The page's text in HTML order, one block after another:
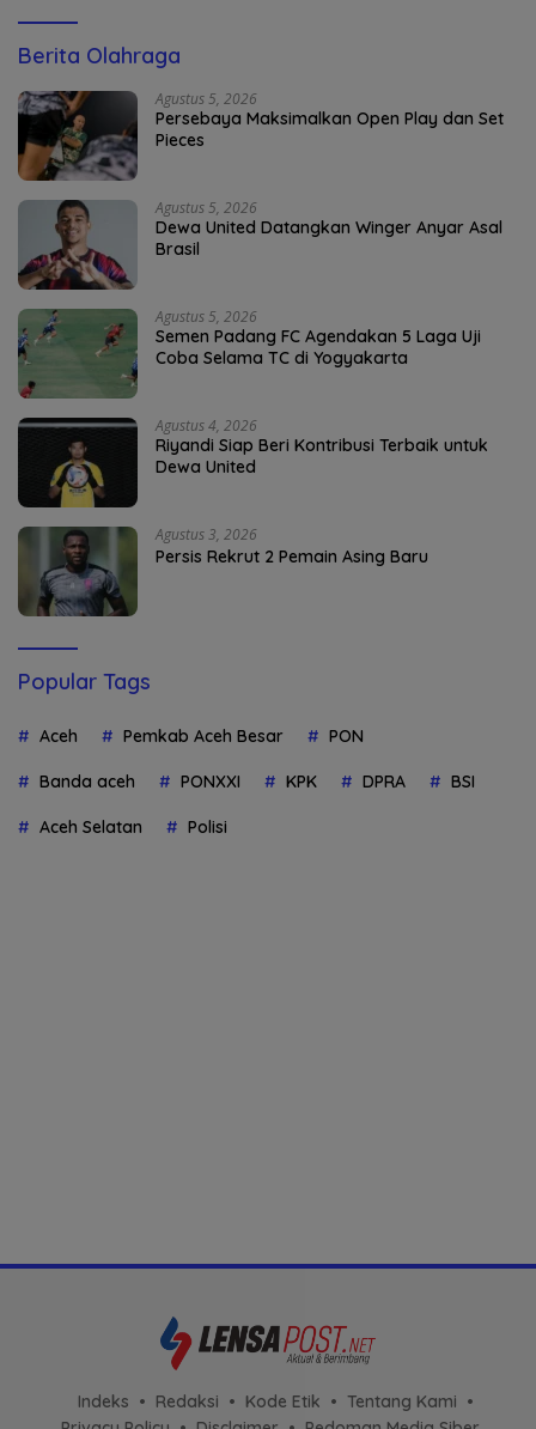
Berita Olahraga
Agustus 5, 2026
Persebaya Maksimalkan Open Play dan Set
Pieces
Agustus 5, 2026
Dewa United Datangkan Winger Anyar Asal
Brasil
Agustus 5, 2026
Semen Padang FC Agendakan 5 Laga Uji
Coba Selama TC di Yogyakarta
Agustus 4, 2026
Riyandi Siap Beri Kontribusi Terbaik untuk
Dewa United
Agustus 3, 2026
Persis Rekrut 2 Pemain Asing Baru
Popular Tags
Aceh Pemkab Aceh Besar PON
Banda aceh PONXXI KPK DPRA BSI
Aceh Selatan Polisi
Indeks Redaksi Kode Etik
Tentang Kami